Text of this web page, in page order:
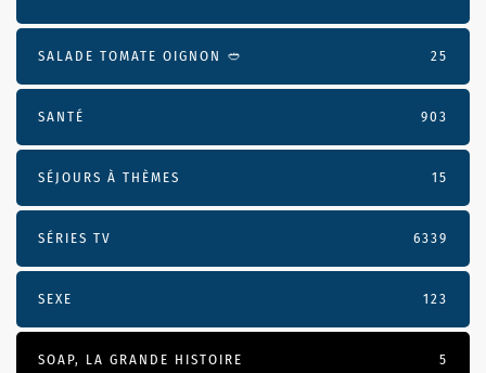
SALADE TOMATE OIGNON 🥙 25
SANTÉ 903
SÉJOURS À THÈMES 15
SÉRIES TV 6339
SEXE 123
SOAP, LA GRANDE HISTOIRE 5